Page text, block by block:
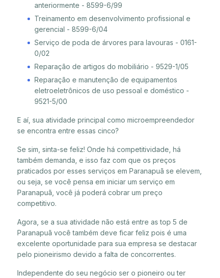
anteriormente - 8599-6/99
Treinamento em desenvolvimento profissional e
gerencial - 8599-6/04
Serviço de poda de árvores para lavouras - 0161-
0/02
Reparação de artigos do mobiliário - 9529-1/05
Reparação e manutenção de equipamentos
eletroeletrônicos de uso pessoal e doméstico -
9521-5/00
E aí, sua atividade principal como microempreendedor
se encontra entre essas cinco?
Se sim, sinta-se feliz! Onde há competitividade, há
também demanda, e isso faz com que os preços
praticados por esses serviços em Paranapuã se elevem,
ou seja, se você pensa em iniciar um serviço em
Paranapuã, você já poderá cobrar um preço
competitivo.
Agora, se a sua atividade não está entre as top 5 de
Paranapuã você também deve ficar feliz pois é uma
excelente oportunidade para sua empresa se destacar
pelo pioneirismo devido a falta de concorrentes.
Independente do seu negócio ser o pioneiro ou ter